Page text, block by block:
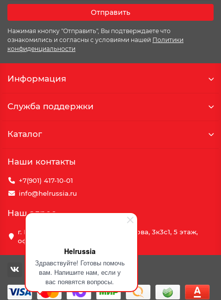
Helrussia
Здравствуйте! Готовы помочь
вам. Напишите нам, если у
вас появятся вопросы.
Отправить
Нажимая кнопку "Отправить", Вы подтверждаете что
ознакомились и согласны с условиями нашей Политики
конфиденциальности
Информация
Служба поддержки
Каталог
Наши контакты
+7(901) 417-10-01
info@helrussia.ru
Наш адрес
г. Москва, улица Василия Петушкова, 3к3c1, 5 этаж,
офис 69